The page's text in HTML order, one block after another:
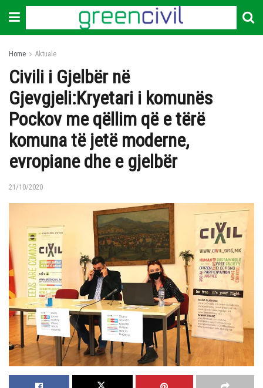
Home Aktuale
Civili i Gjelbër në
Gjevgjeli:Kryetari i komunës
Pockov me qëllim që e tërë
komuna të jetë moderne,
evropiane dhe e gjelbër
21/10/2020